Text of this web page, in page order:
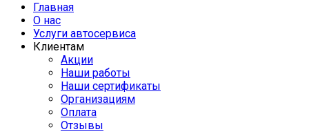
Главная
О нас
Услуги автосервиса
Клиентам
Акции
Наши работы
Наши сертификаты
Организациям
Оплата
Отзывы